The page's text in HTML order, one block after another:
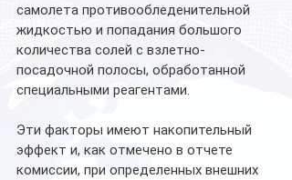
самолета противообледенительной
жидкостью и попадания большого
количества солей с взлетно-
посадочной полосы, обработанной
специальными реагентами.
Эти факторы имеют накопительный
эффект и, как отмечено в отчете
комиссии, при определенных внешних